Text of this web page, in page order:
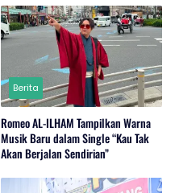
Berita
Romeo AL-ILHAM Tampilkan Warna
Musik Baru dalam Single “Kau Tak
Akan Berjalan Sendirian”